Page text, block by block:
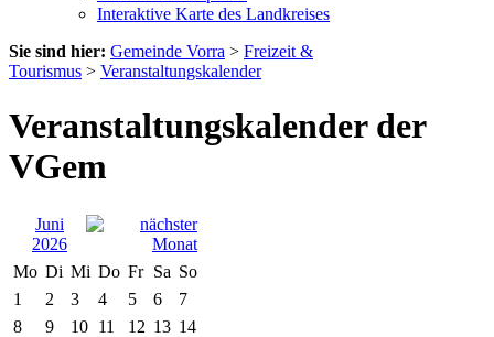
Interaktive Karte des Landkreises
Sie sind hier: Gemeinde Vorra > Freizeit &
Tourismus > Veranstaltungskalender
Veranstaltungskalender der
VGem
Juni
2026
Mo Di Mi Do Fr Sa So
1
2 3 4 5 6
7
8
9 10 11 12 13 14